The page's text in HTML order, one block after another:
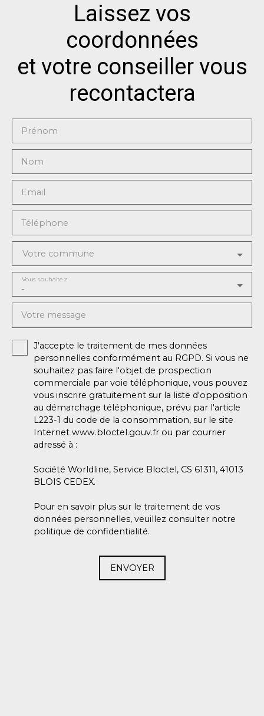
Laissez vos
coordonnées
et votre conseiller vous
recontactera
Prénom
Nom
Email
Téléphone
Votre commune
-
Vous souhaitez
Votre message
J'accepte le traitement de mes données
personnelles conformément au RGPD. Si vous ne
souhaitez pas faire l'objet de prospection
commerciale par voie téléphonique, vous pouvez
vous inscrire gratuitement sur la liste d'opposition
au démarchage téléphonique, prévu par l'article
L223-1 du code de la consommation, sur le site
Internet www.bloctel.gouv.fr ou par courrier
adressé à :
Société Worldline, Service Bloctel, CS 61311, 41013
BLOIS CEDEX.
Pour en savoir plus sur le traitement de vos
données personnelles, veuillez consulter notre
politique de confidentialité.
ENVOYER